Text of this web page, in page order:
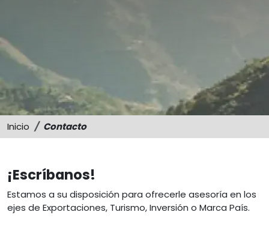
Inicio Contacto
¡Escríbanos!
Estamos a su disposición para ofrecerle asesoría en los
ejes de Exportaciones, Turismo, Inversión o Marca País.